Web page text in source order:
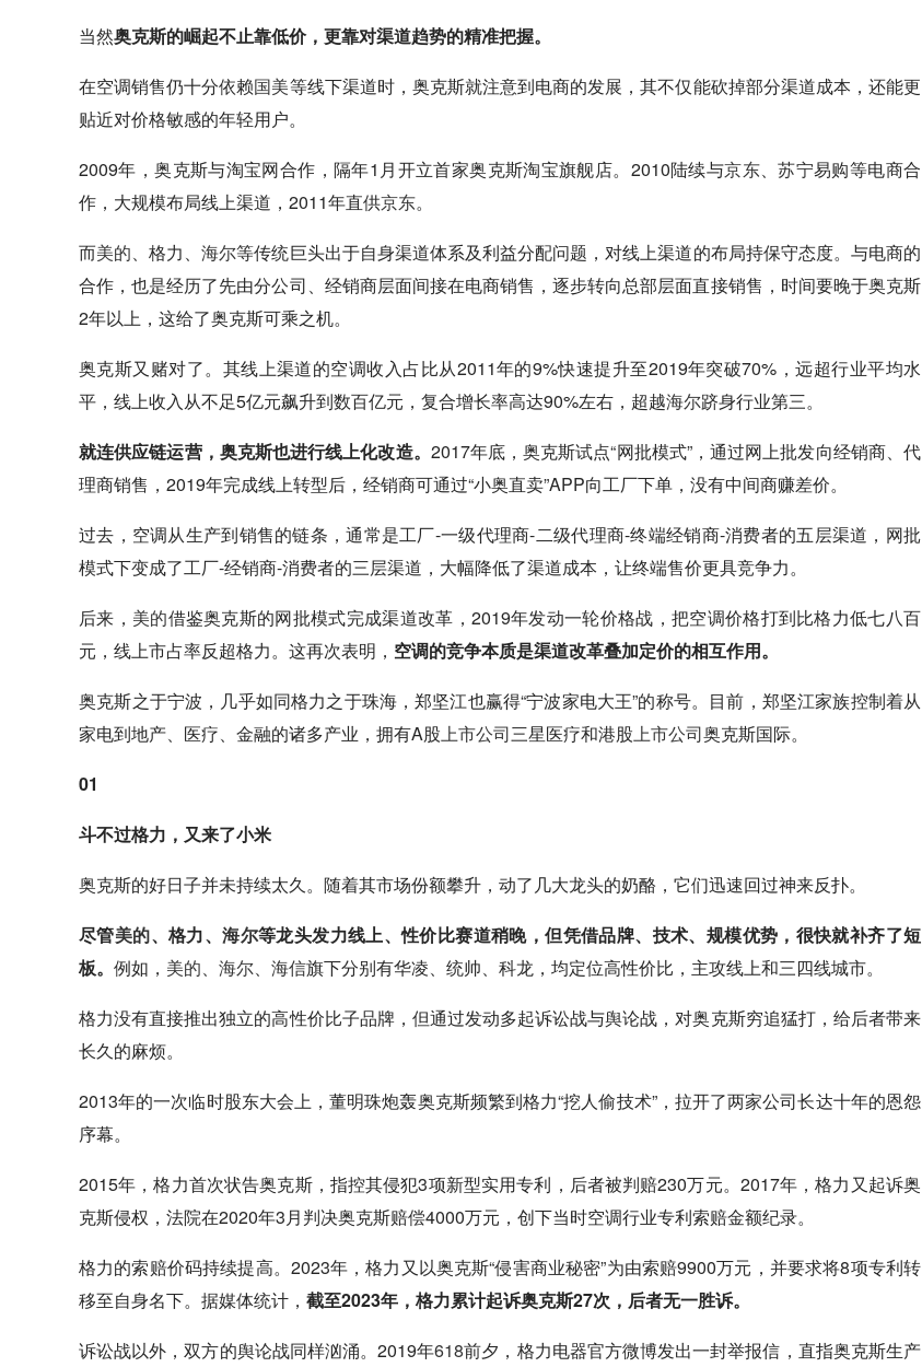
当然奥克斯的崛起不止靠低价，更靠对渠道趋势的精准把握。
在空调销售仍十分依赖国美等线下渠道时，奥克斯就注意到电商的发展，其不仅能砍掉部分渠道成本，还能更
贴近对价格敏感的年轻用户。
2009年，奥克斯与淘宝网合作，隔年1月开立首家奥克斯淘宝旗舰店。2010陆续与京东、苏宁易购等电商合
作，大规模布局线上渠道，2011年直供京东。
而美的、格力、海尔等传统巨头出于自身渠道体系及利益分配问题，对线上渠道的布局持保守态度。与电商的
合作，也是经历了先由分公司、经销商层面间接在电商销售，逐步转向总部层面直接销售，时间要晚于奥克斯
2年以上，这给了奥克斯可乘之机。
奥克斯又赌对了。其线上渠道的空调收入占比从2011年的9%快速提升至2019年突破70%，远超行业平均水
平，线上收入从不足5亿元飙升到数百亿元，复合增长率高达90%左右，超越海尔跻身行业第三。
就连供应链运营，奥克斯也进行线上化改造。 2017年底，奥克斯试点“网批模式”，通过网上批发向经销商、代
理商销售，2019年完成线上转型后，经销商可通过“小奥直卖”APP向工厂下单，没有中间商赚差价。
过去，空调从生产到销售的链条，通常是工厂-一级代理商-二级代理商-终端经销商-消费者的五层渠道，网批
模式下变成了工厂-经销商-消费者的三层渠道，大幅降低了渠道成本，让终端售价更具竞争力。
后来， 美的借鉴奥克斯的网批模式完成渠道改革，2019年发动一轮价格战，把空调价格打到比格力低七八百
元，线上市占率反超格力。这再次表明， 空调的竞争本质是渠道改革叠加定价的相互作用。
奥克斯之于宁波，几乎如同格力之于珠海，郑坚江也赢得“宁波家电大王”的称号。目前，郑坚江家族控制着从
家电到地产、医疗、金融的诸多产业，拥有A股上市公司三星医疗和港股上市公司奥克斯国际。
01
斗不过格力，又来了小米
奥克斯的好日子并未持续太久。随着其市场份额攀升，动了几大龙头的奶酪，它们迅速回过神来反扑。
尽管美的、格力、海尔等龙头发力线上、性价比赛道稍晚，但凭借品牌、技术、规模优势，很快就补齐了短
板。 例如， 美的、 海尔、 海信旗下分别有华凌、统帅、科龙，均定位高性价比，主攻线上和三四线城市。
格力没有直接推出独立的高性价比子品牌，但通过发动多起诉讼战与舆论战，对奥克斯穷追猛打，给后者带来
长久的麻烦。
2013年的一次临时股东大会上，董明珠炮轰奥克斯频繁到格力“挖人偷技术”，拉开了两家公司长达十年的恩怨
序幕。
2015年，格力首次状告奥克斯，指控其侵犯3项新型实用专利，后者被判赔230万元。2017年，格力又起诉奥
克斯侵权，法院在2020年3月判决奥克斯赔偿4000万元，创下当时空调行业专利索赔金额纪录。
格力的索赔价码持续提高。2023年，格力又以奥克斯“侵害商业秘密”为由索赔9900万元，并要求将8项专利转
移至自身名下。据媒体统计， 截至2023年，格力累计起诉奥克斯27次，后者无一胜诉。
诉讼战以外，双方的舆论战同样汹涌。2019年618前夕，格力电器官方微博发出一封举报信，直指奥克斯生产